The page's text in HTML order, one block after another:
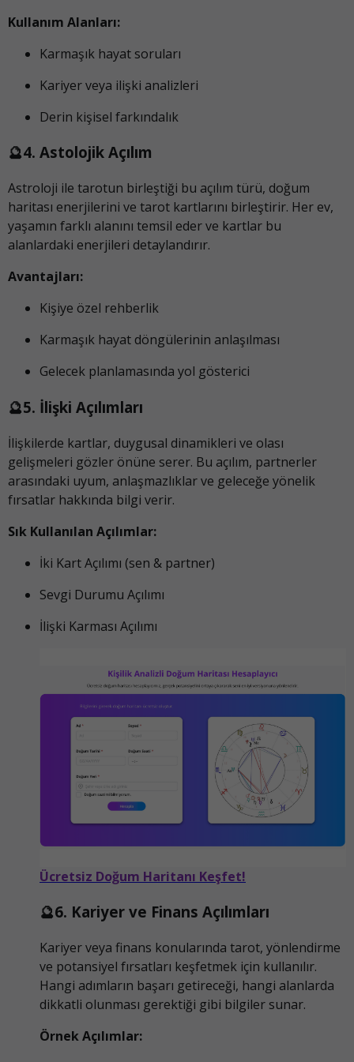
Kullanım Alanları:
Karmaşık hayat soruları
Kariyer veya ilişki analizleri
Derin kişisel farkındalık
🔮4. Astolojik Açılım
Astroloji ile tarotun birleştiği bu açılım türü, doğum
haritası enerjilerini ve tarot kartlarını birleştirir. Her ev,
yaşamın farklı alanını temsil eder ve kartlar bu
alanlardaki enerjileri detaylandırır.
Avantajları:
Kişiye özel rehberlik
Karmaşık hayat döngülerinin anlaşılması
Gelecek planlamasında yol gösterici
🔮5. İlişki Açılımları
İlişkilerde kartlar, duygusal dinamikleri ve olası
gelişmeleri gözler önüne serer. Bu açılım, partnerler
arasındaki uyum, anlaşmazlıklar ve geleceğe yönelik
fırsatlar hakkında bilgi verir.
Sık Kullanılan Açılımlar:
İki Kart Açılımı (sen & partner)
Sevgi Durumu Açılımı
İlişki Karması Açılımı
Ücretsiz Doğum Haritanı Keşfet!
🔮6. Kariyer ve Finans Açılımları
Kariyer veya finans konularında tarot, yönlendirme
ve potansiyel fırsatları keşfetmek için kullanılır.
Hangi adımların başarı getireceği, hangi alanlarda
dikkatli olunması gerektiği gibi bilgiler sunar.
Örnek Açılımlar: